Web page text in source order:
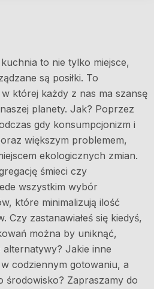
kuchnia to nie tylko miejsce,
są posiłki. To
której każdy z nas ma szansę
planety. Jak? Poprzez
gdy konsumpcjonizm i
większym problemem,
ekologicznych zmian.
śmieci czy
wszystkim wybór
które minimalizują ilość
Czy zastanawiałeś się kiedyś,
można by uniknąć,
Jakie inne
codziennym gotowaniu, a
środowisko? Zapraszamy do